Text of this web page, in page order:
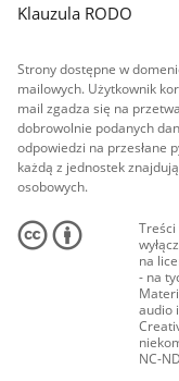
Klauzula RODO
Strony dostępne w
mailowych. Użytkownik
mail zgadza się na
dobrowolnie podanych
odpowiedzi na przesłane
każdą z jednostek
osobowych.
na
- na
audio
NC-